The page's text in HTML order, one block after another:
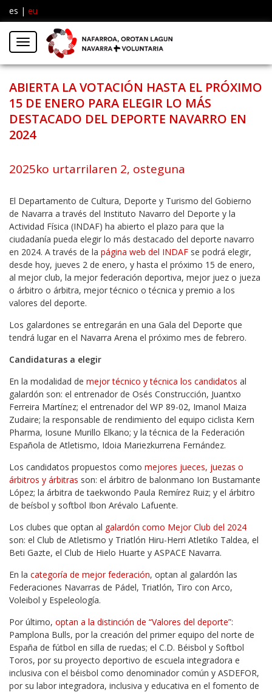
es | eu
Menú
ABIERTA LA VOTACIÓN HASTA EL PRÓXIMO
15 DE ENERO PARA ELEGIR LO MÁS
DESTACADO DEL DEPORTE NAVARRO EN
2024
2025ko urtarrilaren 2, osteguna
El Departamento de Cultura, Deporte y Turismo del Gobierno
de Navarra a través del Instituto Navarro del Deporte y la
Actividad Física (INDAF) ha abierto el plazo para que la
ciudadanía pueda elegir lo más destacado del deporte navarro
en 2024. A través de la página web del INDAF se podrá elegir,
desde hoy, jueves 2 de enero, y hasta el próximo 15 de enero,
al mejor club, la mejor federación deportiva, mejor juez o jueza
o árbitro o árbitra, mejor técnico o técnica y premio a los
valores del deporte.
Los galardones se entregarán en una Gala del Deporte que
tendrá lugar en el Navarra Arena el próximo mes de febrero.
Candidaturas a elegir
En la modalidad de mejor técnico y técnica los candidatos al
galardón son: el entrenador de Osés Construcción, Juantxo
Ferreira Martínez; el entrenador del WP 89-02, Imanol Maiza
Zudaire; la responsable de rendimiento del equipo ciclista Kern
Pharma, Iosune Murillo Elkano; y la técnica de la Federación
Española de Atletismo, Idoia Mariezkurrena Fernández.
Los candidatos propuestos como mejores jueces, juezas o
árbitros y árbitras son: el árbitro de balonmano Ion Bustamante
López; la árbitra de taekwondo Paula Remírez Ruiz; y el árbitro
de beísbol y softbol Ibon Arévalo Lafuente.
Los clubes que optan al galardón como Mejor Club del 2024
son: el Club de Atletismo y Triatlón Hiru-Herri Atletiko Taldea, el
Beti Gazte, el Club de Hielo Huarte y ASPACE Navarra.
En la categoría de mejor federación, optan al galardón las
Federaciones Navarras de Pádel, Triatlón, Tiro con Arco,
Voleibol y Espeleología.
Por último, optan a la distinción de “Valores del deporte”:
Pamplona Bulls, por la creación del primer equipo del norte de
España de fútbol en silla de ruedas; el C.D. Béisbol y Softbol
Toros, por su proyecto deportivo de escuela integradora e
inclusiva con el béisbol como denominador común y ASDEFOR,
por su labor integradora, inclusiva y educativa en el fomento de